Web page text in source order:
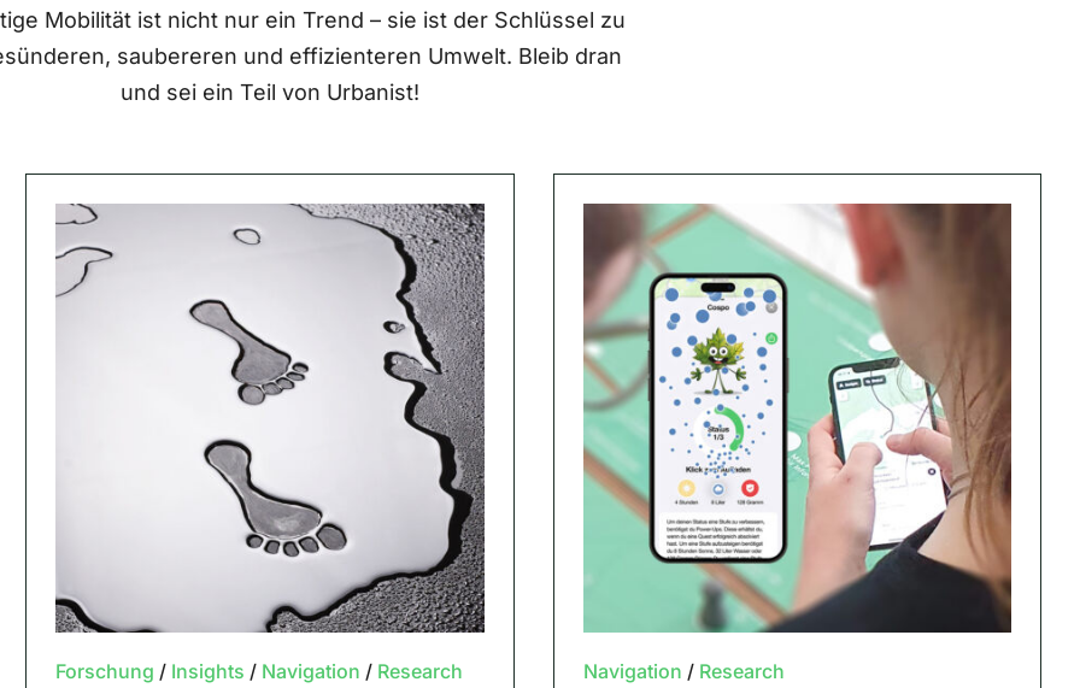
Mobilität ist nicht nur ein Trend – sie ist der Schlüssel zu
saubereren und effizienteren Umwelt. Bleib dran
und sei ein Teil von Urbanist!
Forschung / Insights / Navigation / Research Navigation / Research